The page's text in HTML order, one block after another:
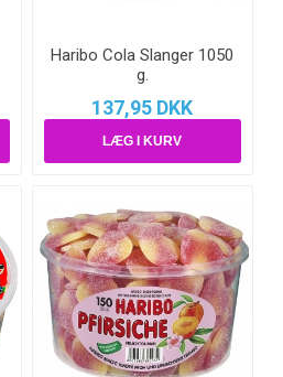
Haribo Cola Slanger 1050
g.
137,95 DKK